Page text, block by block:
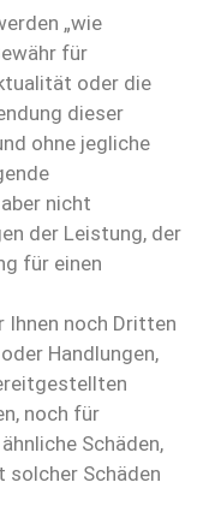
„wie
für
oder die
dieser
ohne jegliche
nicht
der Leistung, der
für einen
Ihnen noch Dritten
Handlungen,
noch für
Schäden,
solcher Schäden